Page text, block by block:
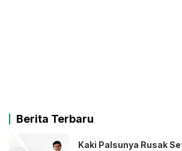
Berita Terbaru
Kaki Palsunya Rusak